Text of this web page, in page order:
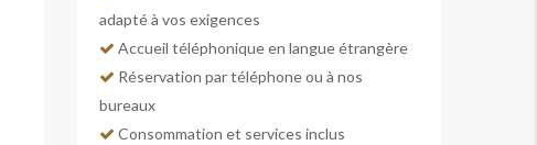
adapté à vos exigences
Accueil téléphonique en langue étrangère
Réservation par téléphone ou à nos
bureaux
Consommation et services inclus